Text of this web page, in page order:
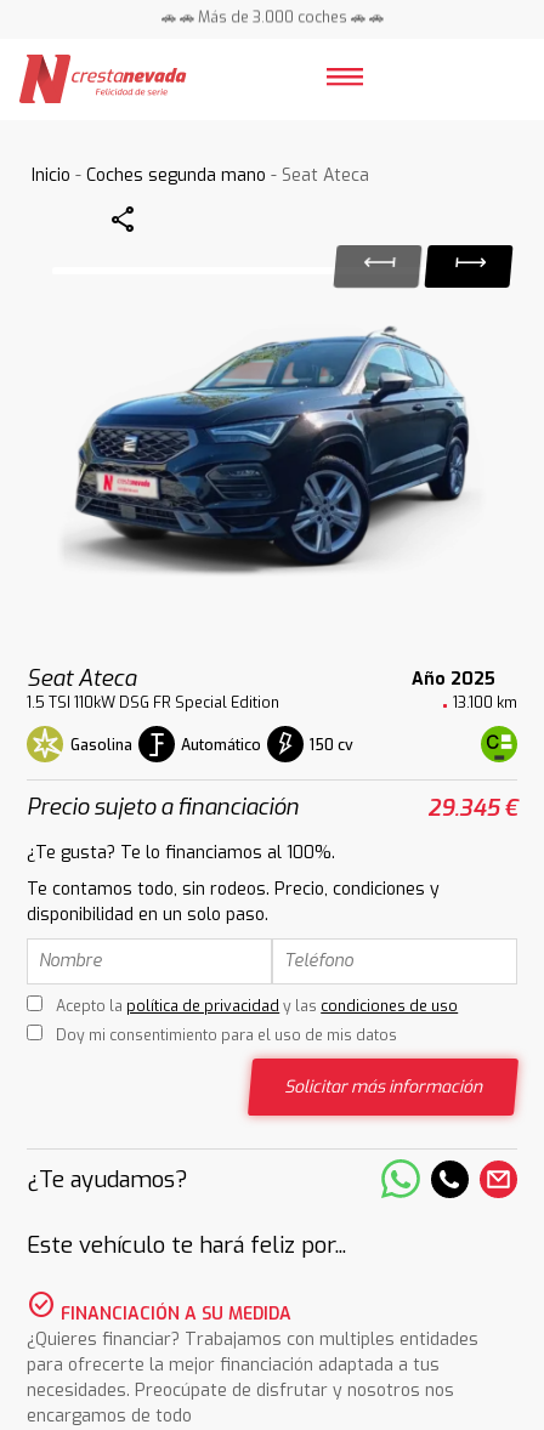
🚗 🚗 Más de 3.000 coches 🚗 🚗
Inicio -Coches segunda mano - Seat Ateca
Share
Seat Ateca Año 2025
1.5 TSI 110kW DSG FR Special Edition 13.100 km
Gasolina Automático 150 cv
Precio sujeto a financiación 29.345 €
¿Te gusta? Te lo financiamos al 100%.
Te contamos todo, sin rodeos. Precio, condiciones y
disponibilidad en un solo paso.
Acepto la política de privacidad y las condiciones de uso
Doy mi consentimiento para el uso de mis datos
Solicitar más información
¿Te ayudamos?
Este vehículo te hará feliz por...
check_circle FINANCIACIÓN A SU MEDIDA
¿Quieres financiar? Trabajamos con multiples entidades
para ofrecerte la mejor financiación adaptada a tus
necesidades. Preocúpate de disfrutar y nosotros nos
encargamos de todo